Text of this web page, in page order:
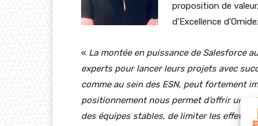
proposition de
d’Excellence
« La montée en puissance de Salesforce
experts pour lancer leurs projets avec
comme au sein des ESN, peut fortement
positionnement nous permet d’offrir une
des équipes stables, de limiter les effets